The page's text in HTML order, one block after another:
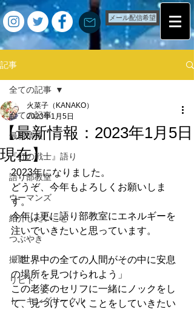
メール配信希望
記事
全ての記事
最新情報
『虹の戦士』語り
語り部教室
ウーマンズ
紹介したいこと
つぶやき
撮影
リヒト
トーキングサークル
全ての記事
【最新情報：2023年1月5日
現在】
火菜子（KANAKO）
2023年1月5日
2023年になりました。
どうぞ、今年もよろしくお願いしま
す。
今年は更に語り部教室にエネルギーを
注いでいきたいと思っています。
「世界中の全ての人間がその中に安息
の場所を見つけられよう」
この老婆のセリフに一緒にノックをし
て、見つけていくことをしていきたい